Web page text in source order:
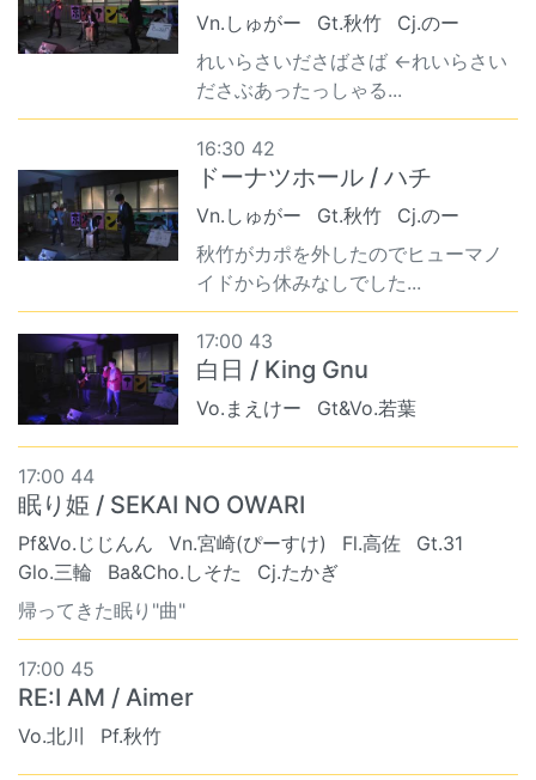
Vn.しゅがー Gt.秋竹
Cj.のー
れいらさいださばさば ←れいらさい
ださぶあったっしゃる...
16:30 42
ドーナツホール / ハチ
Vn.しゅがー Gt.秋竹
Cj.のー
秋竹がカポを外したのでヒューマノ
イドから休みなしでした...
17:00 43
白日 / King Gnu
Vo.まえけー Gt&Vo.若葉
17:00 44
眠り姫 / SEKAI NO OWARI
Pf&Vo.じじんん Vn.宮崎(ぴーすけ) Fl.高佐
Gt.31
Glo.三輪
Ba&Cho.しそた
Cj.たかぎ
帰ってきた眠り"曲"
17:00 45
RE:I AM / Aimer
Vo.北川 Pf.秋竹